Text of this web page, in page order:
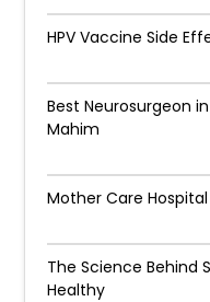
HPV Vaccine Side
Best Neurosurgeon
Mahim
Mother Care
The Science Behind
Healthy